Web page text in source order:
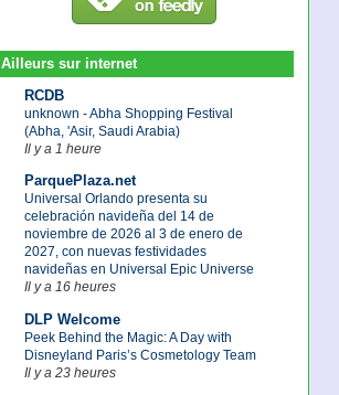
Ailleurs sur internet
RCDB
unknown - Abha Shopping Festival
(Abha, 'Asir, Saudi Arabia)
Il y a 1 heure
ParquePlaza.net
Universal Orlando presenta su
celebración navideña del 14 de
noviembre de 2026 al 3 de enero de
2027, con nuevas festividades
navideñas en Universal Epic Universe
Il y a 16 heures
DLP Welcome
Peek Behind the Magic: A Day with
Disneyland Paris’s Cosmetology Team
Il y a 23 heures